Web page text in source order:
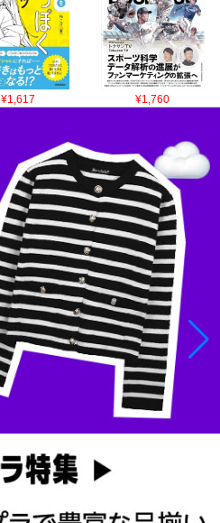
¥1,617 ¥1,760